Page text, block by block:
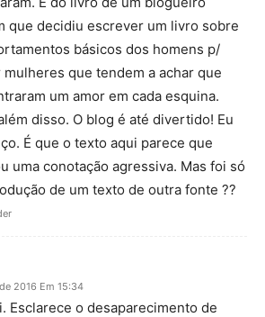
que decidiu escrever um livro sobre
básicos dos homens p/
mulheres que tendem a achar que
um amor em cada esquina.
disso. O blog é até divertido! Eu
É que o texto aqui parece que
uma conotação agressiva. Mas foi só
de um texto de outra fonte ??
2016 Em 15:34
Esclarece o desaparecimento de